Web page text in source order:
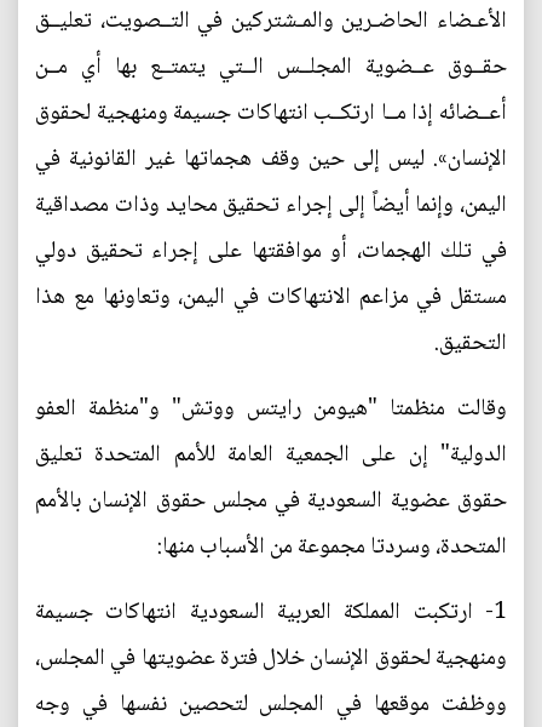
الأعـضاء الحاضـرين والمـشتركين في التــصويت، تعليــق
حقــوق عــضوية المجلــس الــتي يتمتــع بها أي مــن
أعــضائه إذا مــا ارتكــب انتهاكات جسيمة ومنهجية لحقوق
الإنسان». ليس إلى حين وقف هجماتها غير القانونية في
اليمن، وإنما أيضاً إلى إجراء تحقيق محايد وذات مصداقية
في تلك الهجمات، أو موافقتها على إجراء تحقيق دولي
مستقل في مزاعم الانتهاكات في اليمن، وتعاونها مع هذا
التحقيق.
وقالت منظمتا "هيومن رايتس ووتش" و"منظمة العفو
الدولية" إن على الجمعية العامة للأمم المتحدة تعليق
حقوق عضوية السعودية في مجلس حقوق الإنسان بالأمم
المتحدة، وسردتا مجموعة من الأسباب منها:
1- ارتكبت المملكة العربية السعودية انتهاكات جسيمة
ومنهجية لحقوق الإنسان خلال فترة عضويتها في المجلس،
ووظفت موقعها في المجلس لتحصين نفسها في وجه